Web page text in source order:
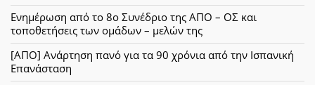
Ενημέρωση από το 8ο Συνέδριο της ΑΠΟ – ΟΣ και
τοποθετήσεις των ομάδων – μελών της
[ΑΠΟ] Ανάρτηση πανό για τα 90 χρόνια από την Ισπανική
Επανάσταση